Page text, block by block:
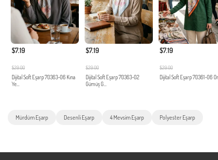
$7.19
$29.00
Dijital Soft Eşarp 70363-06 Kına
Ye...
$7.19
$29.00
Dijital Soft Eşarp 70363-02
Gümüş G...
$7.19
$29.00
Dijital Soft Eşarp 70361-06
Mürdüm Eşarp Desenli Eşarp 4 Mevsim Eşarp Polyester Eşarp